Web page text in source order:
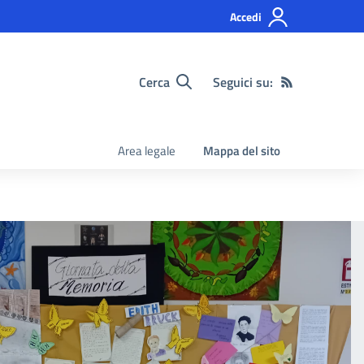
Accedi
Cerca Seguici su:
Area legale Mappa del sito